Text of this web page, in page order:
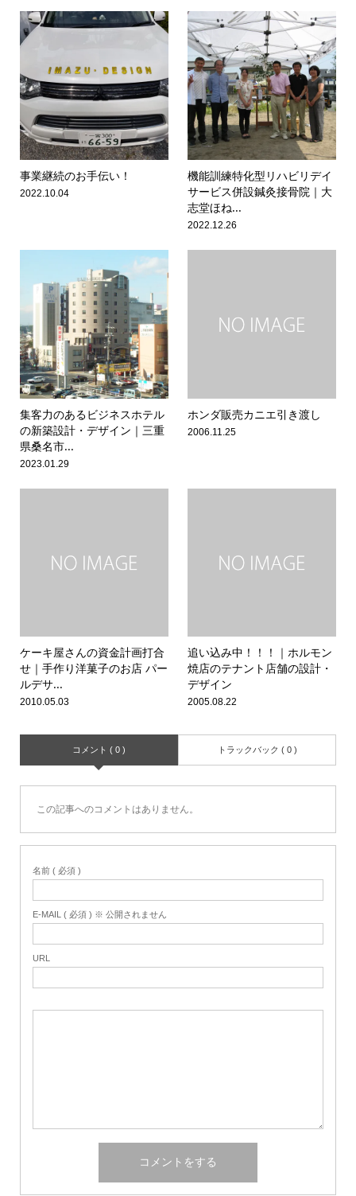
事業継続のお手伝い！
2022.10.04
機能訓練特化型リハビリデイ
サービス併設鍼灸接骨院｜大
志堂ほね...
2022.12.26
集客力のあるビジネスホテル
の新築設計・デザイン｜三重
県桑名市...
2023.01.29
ホンダ販売カニエ引き渡し
2006.11.25
ケーキ屋さんの資金計画打合
せ｜手作り洋菓子のお店 パー
ルデサ...
2010.05.03
追い込み中！！！｜ホルモン
焼店のテナント店舗の設計・
デザイン
2005.08.22
コメント ( 0 ) トラックバック ( 0 )
この記事へのコメントはありません。
名前 ( 必須 )
E-MAIL ( 必須 ) ※ 公開されません
URL